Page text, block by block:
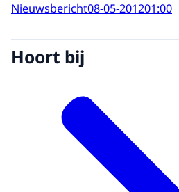
Nieuwsbericht08-05-201201:00
Hoort bij